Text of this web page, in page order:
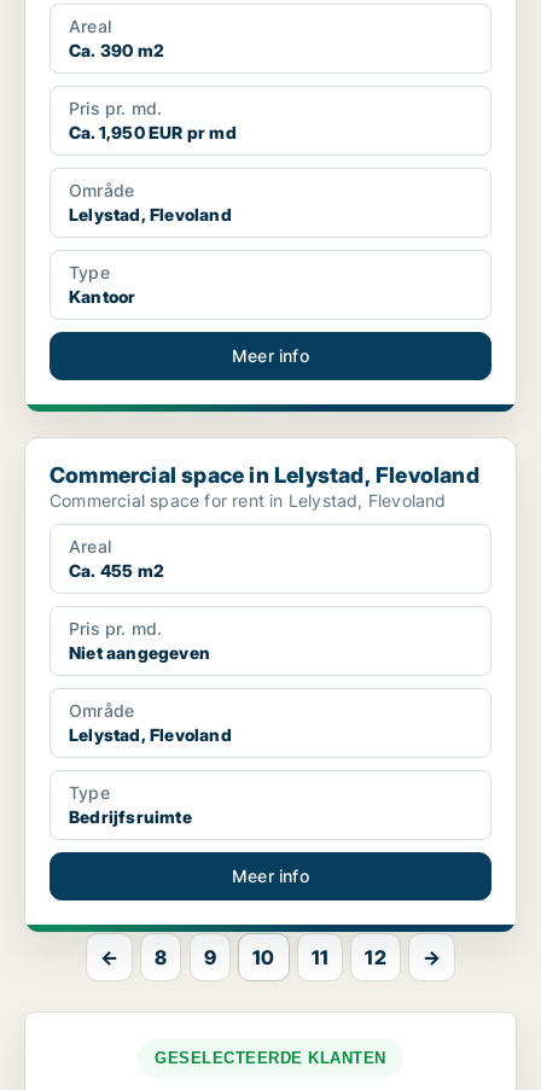
Areal
Ca. 390 m2
Pris pr. md.
Ca. 1,950 EUR pr md
Område
Lelystad, Flevoland
Type
Kantoor
Meer info
Commercial space in Lelystad, Flevoland
Commercial space in Lelystad, Flevoland
Commercial space for rent in Lelystad, Flevoland
Areal
Ca. 455 m2
Pris pr. md.
Niet aangegeven
Område
Lelystad, Flevoland
Type
Bedrijfsruimte
Meer info
← 8 9 10 11 12 →
GESELECTEERDE KLANTEN